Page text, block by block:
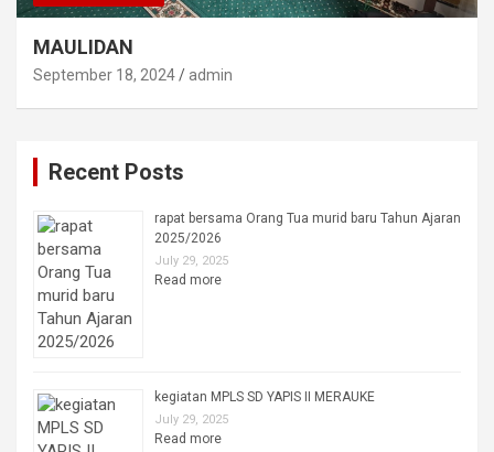
MAULIDAN
September 18, 2024 admin
Recent Posts
rapat bersama Orang Tua murid baru Tahun Ajaran
2025/2026
July 29, 2025
Read more
kegiatan MPLS SD YAPIS II MERAUKE
July 29, 2025
Read more